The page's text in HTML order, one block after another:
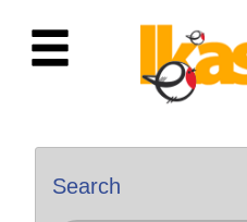
Skip to Main Content
Search